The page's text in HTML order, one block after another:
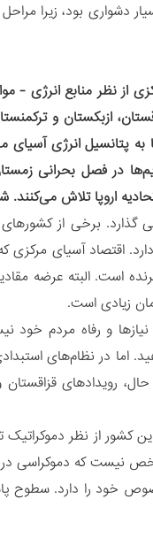
دشواری بود، زیرا
از نظر منابع انرژی -
ازبکستان و
انرژی آسیای
در فصل بحرانی
اروپا تلاش
گذارد. برخی از
اقتصاد آسیای مرکزی
است. البته عرضه
زیادی است.
و رفاه مردم خود
اما در نظام‌های
رویدادهای قزاقستان
از نظر دموکراتیک
نیست که دموکراسی
خود را دارد. سطوح